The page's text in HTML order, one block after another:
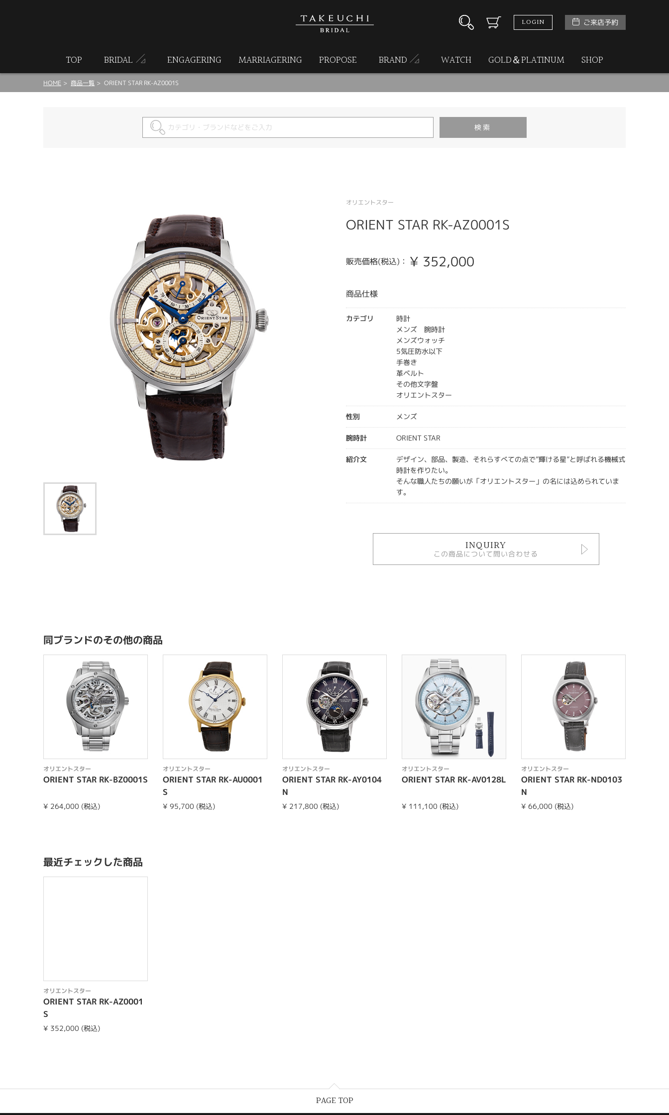
LOGIN ご来店予約
TOP BRIDAL ENGAGERING MARRIAGERING PROPOSE BRAND WATCH GOLD＆PLATINUM SHOP
HOME 商品一覧 ORIENT STAR RK-AZ0001S
オリエントスター
ORIENT STAR RK-AZ0001S
販売価格(税込)： ¥ 352,000
商品仕様
カテゴリ
時計
メンズ 腕時計
メンズウォッチ
5気圧防水以下
手巻き
革ベルト
その他文字盤
オリエントスター
性別 メンズ
腕時計 ORIENT STAR
紹介文
デザイン、部品、製造、それらすべての点で”輝ける星”と呼ばれる機械式
時計を作りたい。
そんな職人たちの願いが「オリエントスター」の名には込められていま
す。
INQUIRY
この商品について問い合わせる
同ブランドのその他の商品
オリエントスター
ORIENT STAR RK-BZ0001S
¥ 264,000 (税込)
オリエントスター
ORIENT STAR RK-AU0001
S
¥ 95,700 (税込)
オリエントスター
ORIENT STAR RK-AY0104
N
¥ 217,800 (税込)
オリエントスター
ORIENT STAR RK-AV0128L
¥ 111,100 (税込)
オリエントスター
ORIENT STAR RK-ND0103
N
¥ 66,000 (税込)
最近チェックした商品
オリエントスター
ORIENT STAR RK-AZ0001
S
¥ 352,000 (税込)
PAGE TOP